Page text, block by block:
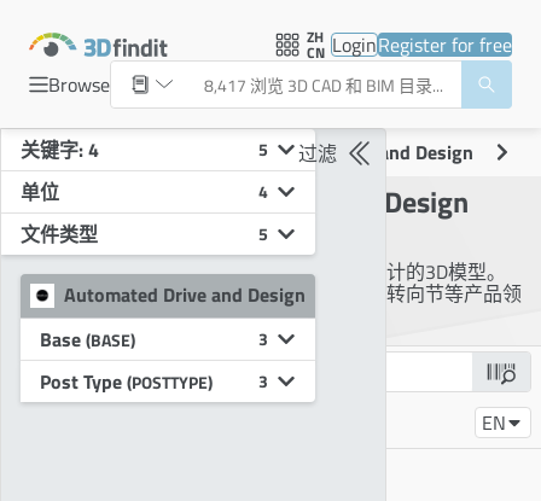
Browse
ZH
CN LoginRegister for free
关键字: 4 5
单位 4
文件类型 5
Automated Drive and Design
Base(BASE) 3
Post Type(POSTTYPE) 3
过滤
Automated Drive and Design
Automated Drive and Design
CAD产品目录
在这里你可以找到自动驾驶和设计的3D模型。
该目录提供了装配系统、零件和转向节等产品领
域的数据。
EN